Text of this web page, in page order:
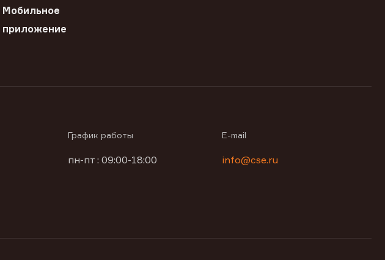
Мобильное
приложение
График работы
пн-пт : 09:00-18:00
E-mail
info@cse.ru